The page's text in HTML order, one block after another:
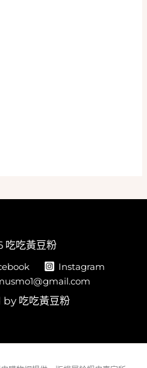
吃吃黃豆粉
Instagram
吃吃黃豆粉